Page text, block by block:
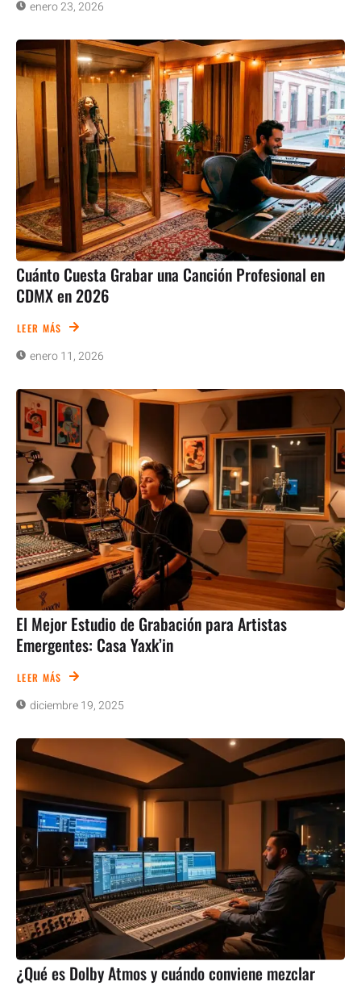
enero 23, 2026
Cuánto Cuesta Grabar una Canción Profesional en
CDMX en 2026
LEER MÁS
enero 11, 2026
El Mejor Estudio de Grabación para Artistas
Emergentes: Casa Yaxk’in
LEER MÁS
diciembre 19, 2025
¿Qué es Dolby Atmos y cuándo conviene mezclar